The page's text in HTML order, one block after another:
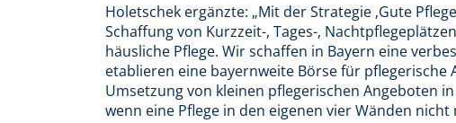
Holetschek ergänzte: „Mit der Strategie ‚Gute
Schaffung von Kurzzeit-, Tages-,
häusliche Pflege. Wir schaffen in Bayern eine
etablieren eine bayernweite Börse für
Umsetzung von kleinen pflegerischen Angeboten
wenn eine Pflege in den eigenen vier Wänden nicht